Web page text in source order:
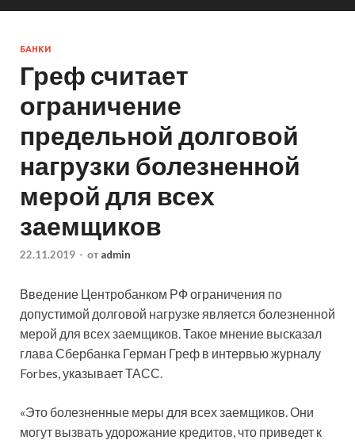
БАНКИ
Греф считает
ограничение
предельной долговой
нагрузки болезненной
мерой для всех
заемщиков
22.11.2019 - от admin
Введение Центробанком РФ ограничения по
допустимой долговой нагрузке является болезненной
мерой для всех заемщиков. Такое мнение высказал
глава Сбербанка Герман Греф в интервью журналу
Forbes, указывает ТАСС.
«Это болезненные меры для всех заемщиков. Они
могут вызватьудорожание кредитов, что приведет к